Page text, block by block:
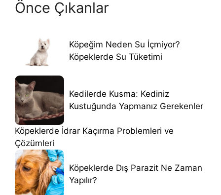
Önce Çıkanlar
Köpeğim Neden Su İçmiyor?
Köpeklerde Su Tüketimi
Kedilerde Kusma: Kediniz
Kustuğunda Yapmanız Gerekenler
Köpeklerde İdrar Kaçırma Problemleri ve
Çözümleri
Köpeklerde Dış Parazit Ne Zaman
Yapılır?